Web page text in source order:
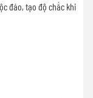
đáo, tạo độ chắc khi